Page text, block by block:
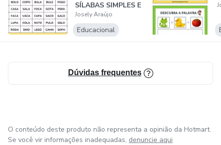
SÍLABAS SIMPLES E
COMPLEXAS
Josely Araújo
Educacional
Dúvidas frequentes
O conteúdo deste produto não representa a opinião da Hotmart.
Se você vir informações inadequadas, denuncie aqui